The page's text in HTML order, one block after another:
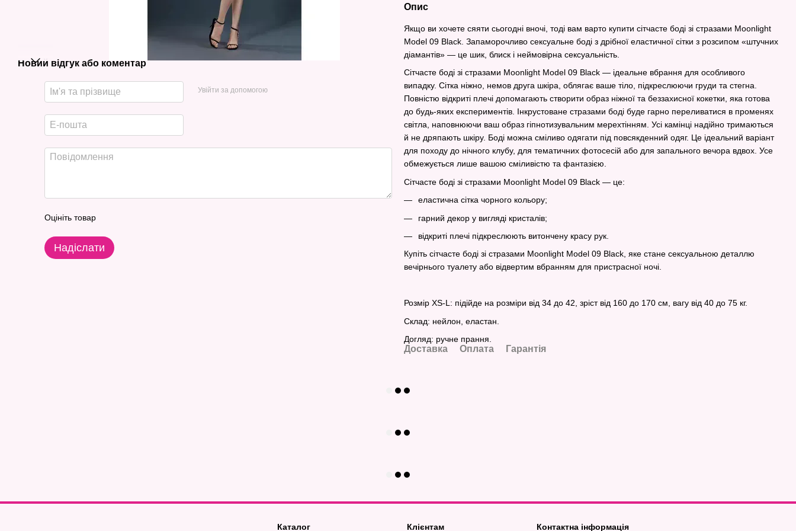
Новий відгук або коментар
Увійти за допомогою
Оцініть товар
Надіслати
Опис
Якщо ви хочете сяяти сьогодні вночі, тоді вам варто купити сітчасте боді зі стразами Moonlight
Model 09 Black. Запаморочливо сексуальне боді з дрібної еластичної сітки з розсипом «штучних
діамантів» — це шик, блиск і неймовірна сексуальність.
Сітчасте боді зі стразами Moonlight Model 09 Black — ідеальне вбрання для особливого
випадку. Сітка ніжно, немов друга шкіра, облягає ваше тіло, підкреслюючи груди та стегна.
Повністю відкриті плечі допомагають створити образ ніжної та беззахисної кокетки, яка готова
до будь-яких експериментів. Інкрустоване стразами боді буде гарно переливатися в променях
світла, наповнюючи ваш образ гіпнотизувальним мерехтінням. Усі камінці надійно тримаються
й не дряпають шкіру. Боді можна сміливо одягати під повсякденний одяг. Це ідеальний варіант
для походу до нічного клубу, для тематичних фотосесій або для запального вечора вдвох. Усе
обмежується лише вашою сміливістю та фантазією.
Сітчасте боді зі стразами Moonlight Model 09 Black — це:
еластична сітка чорного кольору;
гарний декор у вигляді кристалів;
відкриті плечі підкреслюють витончену красу рук.
Купіть сітчасте боді зі стразами Moonlight Model 09 Black, яке стане сексуальною деталлю
вечірнього туалету або відвертим вбранням для пристрасної ночі.
Розмір XS-L: підійде на розміри від 34 до 42, зріст від 160 до 170 см, вагу від 40 до 75 кг.
Склад: нейлон, еластан.
Догляд: ручне прання.
Доставка Оплата Гарантія
Каталог Клієнтам Контактна інформація